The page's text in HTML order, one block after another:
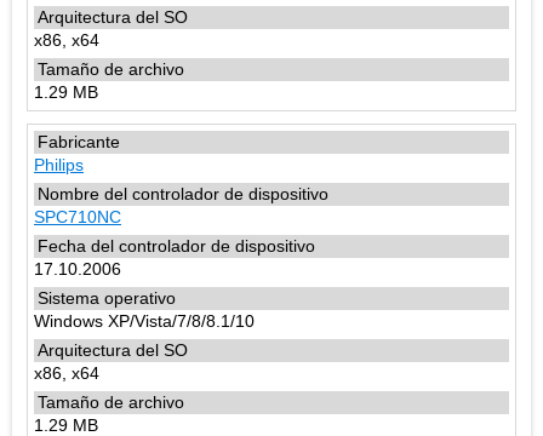
x86, x64
1.29 MB
Philips
SPC710NC
17.10.2006
Windows XP/Vista/7/8/8.1/10
x86, x64
1.29 MB